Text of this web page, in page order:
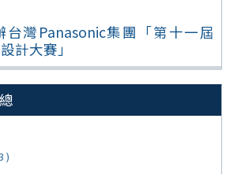
台灣Panasonic集團「第十一屆
計大賽」
)